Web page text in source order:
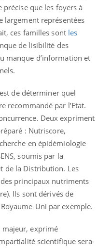
que les foyers à
largement représentées
ces familles sont les
de lisibilité des
manque d’information et
de déterminer quel
recommandé par l’Etat.
Deux expriment
: Nutriscore,
en épidémiologie
soumis par la
de la Distribution. Les
principaux nutriments
Ils sont dérivés de
Uni par exemple.
majeur, exprimé
scientifique sera-